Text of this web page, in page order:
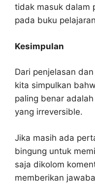
tidak masuk dalam
pada buku
Kesimpulan
Dari penjelasan
kita simpulkan
paling benar
yang irreversible.
Jika masih ada
bingung untuk
saja dikolom
memberikan